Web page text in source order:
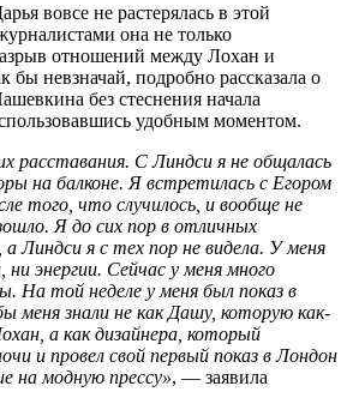
вовсе не растерялась в этой
она не только
отношений между Лохан и
бы невзначай, подробно рассказала о
без стеснения начала
удобным моментом.
расставания. С Линдси я не общалась
на балконе. Я встретилась с Егором
того, что случилось, и вообще не
Я до сих пор в отличных
Линдси я с тех пор не видела. У меня
ни энергии. Сейчас у меня много
На той неделе у меня был показ в
меня знали не как Дашу, которую как-
а как дизайнера, который
и провел свой первый показ в Лондон
на модную прессу», — заявила